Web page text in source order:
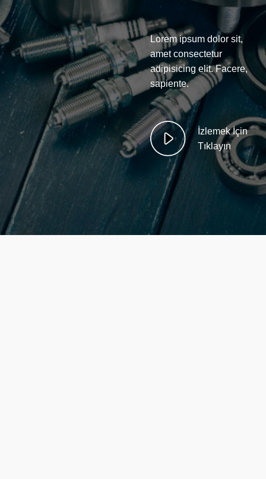
Lorem ipsum dolor sit,
amet consectetur
adipisicing elit. Facere,
sapiente.
İzlemek İçin
Tıklayın